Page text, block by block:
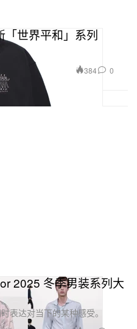
「世界平和」系列
384 0
2025 冬季男装系列大
表达对当下的某种感受。